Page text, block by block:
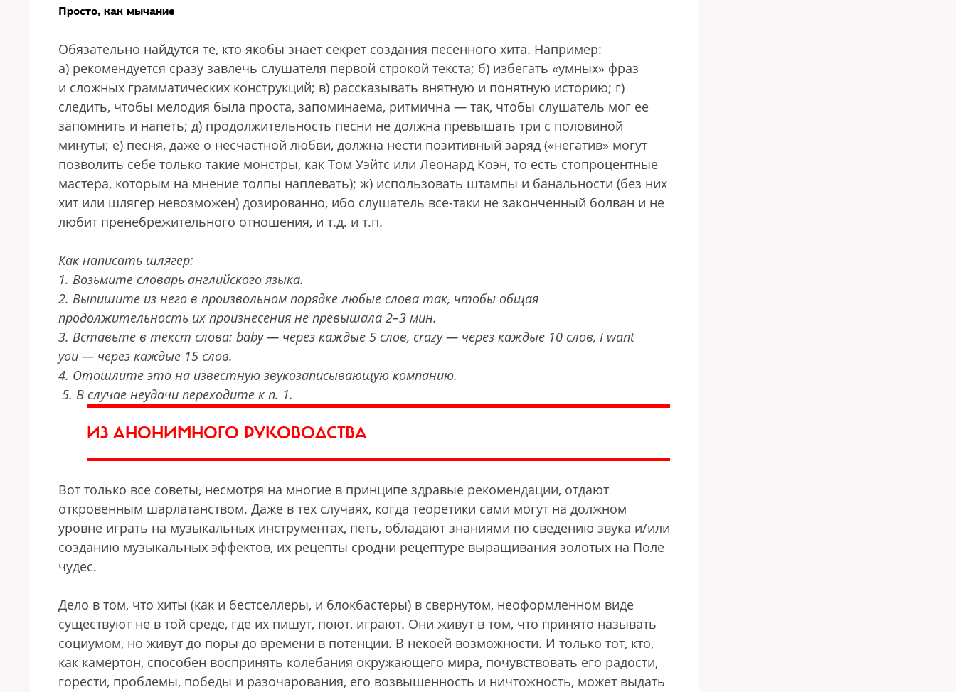
Просто, как мычание
Обязательно найдутся те, кто якобы знает секрет создания песенного хита. Например:
а) рекомендуется сразу завлечь слушателя первой строкой текста; б) избегать «умных» фраз
и сложных грамматических конструкций; в) рассказывать внятную и понятную историю; г)
следить, чтобы мелодия была проста, запоминаема, ритмична — так, чтобы слушатель мог ее
запомнить и напеть; д) продолжительность песни не должна превышать три с половиной
минуты; е) песня, даже о несчастной любви, должна нести позитивный заряд («негатив» могут
позволить себе только такие монстры, как Том Уэйтс или Леонард Коэн, то есть стопроцентные
мастера, которым на мнение толпы наплевать); ж) использовать штампы и банальности (без них
хит или шлягер невозможен) дозированно, ибо слушатель все-таки не законченный болван и не
любит пренебрежительного отношения, и т.д. и т.п.
Как написать шлягер:
1. Возьмите словарь английского языка.
2. Выпишите из него в произвольном порядке любые слова так, чтобы общая
продолжительность их произнесения не превышала 2–3 мин.
3. Вставьте в текст слова: baby — через каждые 5 слов, crazy — через каждые 10 слов, I want
you — через каждые 15 слов.
4. Отошлите это на известную звукозаписывающую компанию.
5. В случае неудачи переходите к п. 1.
ИЗ АНОНИМНОГО РУКОВОДСТВА
Вот только все советы, несмотря на многие в принципе здравые рекомендации, отдают
откровенным шарлатанством. Даже в тех случаях, когда теоретики сами могут на должном
уровне играть на музыкальных инструментах, петь, обладают знаниями по сведению звука и/или
созданию музыкальных эффектов, их рецепты сродни рецептуре выращивания золотых на Поле
чудес.
Дело в том, что хиты (как и бестселлеры, и блокбастеры) в свернутом, неоформленном виде
существуют не в той среде, где их пишут, поют, играют. Они живут в том, что принято называть
социумом, но живут до поры до времени в потенции. В некоей возможности. И только тот, кто,
как камертон, способен воспринять колебания окружающего мира, почувствовать его радости,
горести, проблемы, победы и разочарования, его возвышенность и ничтожность, может выдать